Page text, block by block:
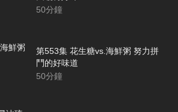
50分鐘
第553集 花生糖vs.海鮮粥 努力拼
鬥的好味道
50分鐘